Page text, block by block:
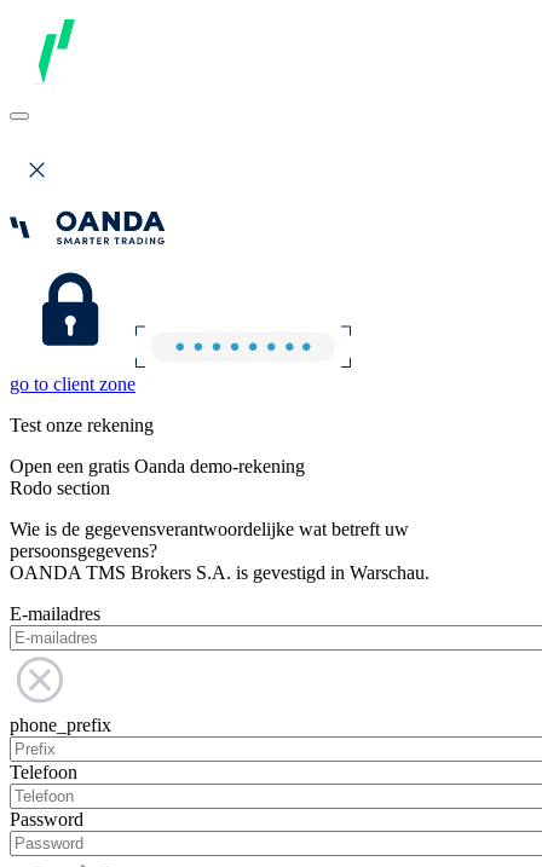
go to client zone
Test onze rekening
Open een gratis Oanda demo-rekening
Rodo section
Wie is de gegevensverantwoordelijke wat betreft uw
persoonsgegevens?
OANDA TMS Brokers S.A. is gevestigd in Warschau.
E-mailadres
phone_prefix
Telefoon
Password